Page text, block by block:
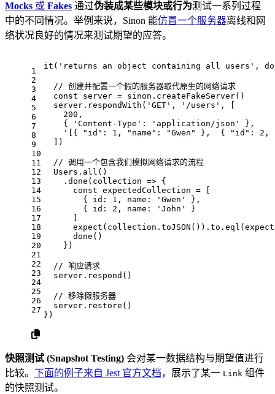
Mocks 或 Fakes 通过伪装成某些模块或行为测试一系列过程
中的不同情况。举例来说，Sinon 能仿冒一个服务器离线和网
络状况良好的情况来测试期望的应答。
1
2
3
4
5
6
7
8
9
10
11
12
13
14
15
16
17
18
19
20
21
22
23
24
25
26
27
it ( 'returns an object containing all users' ,
// 创建并配置一个假的服务器取代原生的网络请求
const server = sinon. createFakeServer()
  server.
respondWith ( 'GET' , '/users' , [
200 ,
    {
'Content-Type' : 'application/json'
},
'[{ "id": 1, "name": "Gwen" },  { "id": 2,
  ])
// 调用一个包含我们模拟网络请求的流程
Users . all ()
    .
done ( collection => {
const expectedCollection = [
        {
id : 1 , name : 'Gwen'
},
        {
id : 2 , name : 'John'
}
expect (collection. toJSON ()). to . eql
done ()
    })
// 响应请求
  server.
respond ()
// 移除假服务器
  server.
restore ()
})
快照测试 (Snapshot Testing) 会对某一数据结构与期望值进行
比较。 下面的例子来自 Jest 官方文档，展示了某一 Link 组件
的快照测试。